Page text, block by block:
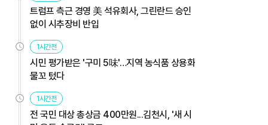
트럼프 측근 경영 美 석유회사, 그린란드 승인
없이 시추장비 반입
1시간전
시민 평가받은 '구미 5味'…지역 농식품 상용화
물꼬 텄다
1시간전
전 국민 대상 총상금 400만원...김천시, '새 시